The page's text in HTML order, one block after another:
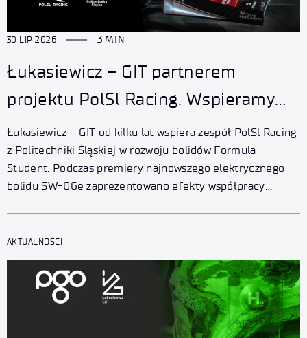
30 LIP 2026 3 MIN
Łukasiewicz – GIT partnerem
projektu PolSl Racing. Wspieramy
rozwój elektrycznych bolidów
Formula Student
Łukasiewicz – GIT od kilku lat wspiera zespół PolSl Racing
z Politechniki Śląskiej w rozwoju bolidów Formula
Student. Podczas premiery najnowszego elektrycznego
bolidu SW-06e zaprezentowano efekty współpracy
AKTUALNOŚCI